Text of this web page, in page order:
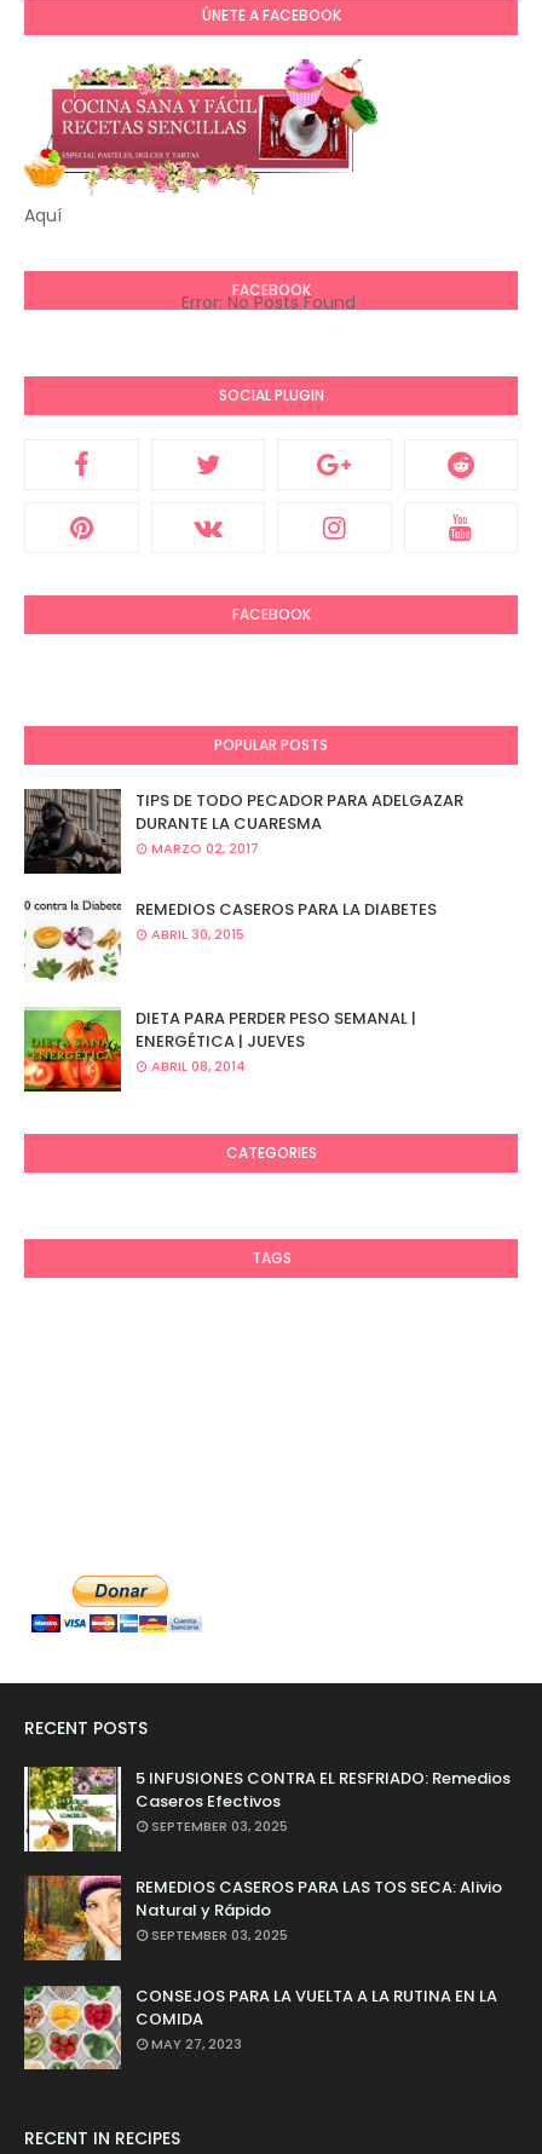
ÚNETE A FACEBOOK
Aquí
FACEBOOK
Error: No Posts Found
SOCIAL PLUGIN
FACEBOOK
POPULAR POSTS
TIPS DE TODO PECADOR PARA ADELGAZAR
DURANTE LA CUARESMA
MARZO 02, 2017
REMEDIOS CASEROS PARA LA DIABETES
ABRIL 30, 2015
DIETA PARA PERDER PESO SEMANAL |
ENERGÉTICA | JUEVES
ABRIL 08, 2014
CATEGORIES
TAGS
RECENT POSTS
5 INFUSIONES CONTRA EL RESFRIADO: Remedios
Caseros Efectivos
SEPTEMBER 03, 2025
REMEDIOS CASEROS PARA LAS TOS SECA: Alivio
Natural y Rápido
SEPTEMBER 03, 2025
CONSEJOS PARA LA VUELTA A LA RUTINA EN LA
COMIDA
MAY 27, 2023
RECENT IN RECIPES